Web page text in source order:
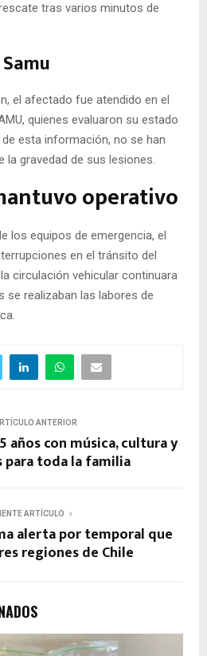
tras varios minutos de
el afectado fue atendido en el
quienes evaluaron su estado
esta información, no se han
la gravedad de sus lesiones.
operativo
los equipos de emergencia, el
en el tránsito del
circulación vehicular continuara
se realizaban las labores de
ANTERIOR
años con música, cultura y
para toda la familia
ARTÍCULO
alerta por temporal que
regiones de Chile